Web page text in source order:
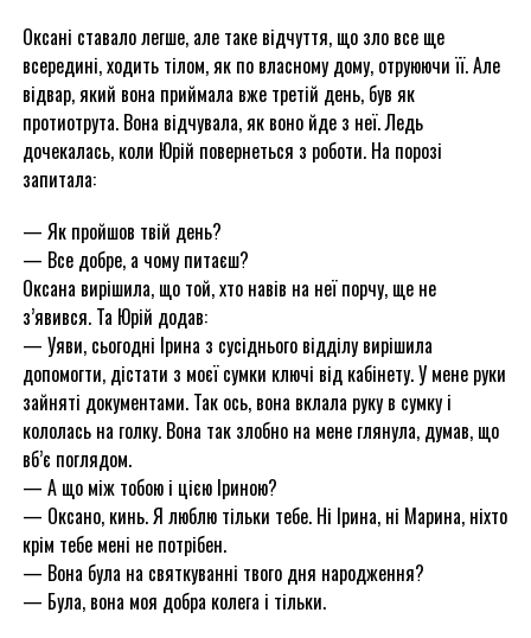
Оксані ставало легше, але таке відчуття, що зло все ще
всередині, ходить тілом, як по власному дому, отруюючи її. Але
відвар, який вона приймала вже третій день, був як
протиотрута. Вона відчувала, як воно йде з неї. Ледь
дочекалась, коли Юрій повернеться з роботи. На порозі
запитала:
— Як пройшов твій день?
— Все добре, а чому питаєш?
Оксана вирішила, що той, хто навів на неї порчу, ще не
з’явився. Та Юрій додав:
— Уяви, сьогодні Ірина з сусіднього відділу вирішила
допомогти, дістати з моєї сумки ключі від кабінету. У мене руки
зайняті документами. Так ось, вона вклала руку в сумку і
кололась на голку. Вона так злобно на мене глянула, думав, що
вб’є поглядом.
— А що між тобою і цією Іриною?
— Оксано, кинь. Я люблю тільки тебе. Ні Ірина, ні Марина, ніхто
крім тебе мені не потрібен.
— Вона була на святкуванні твого дня народження?
— Була, вона моя добра колега і тільки.